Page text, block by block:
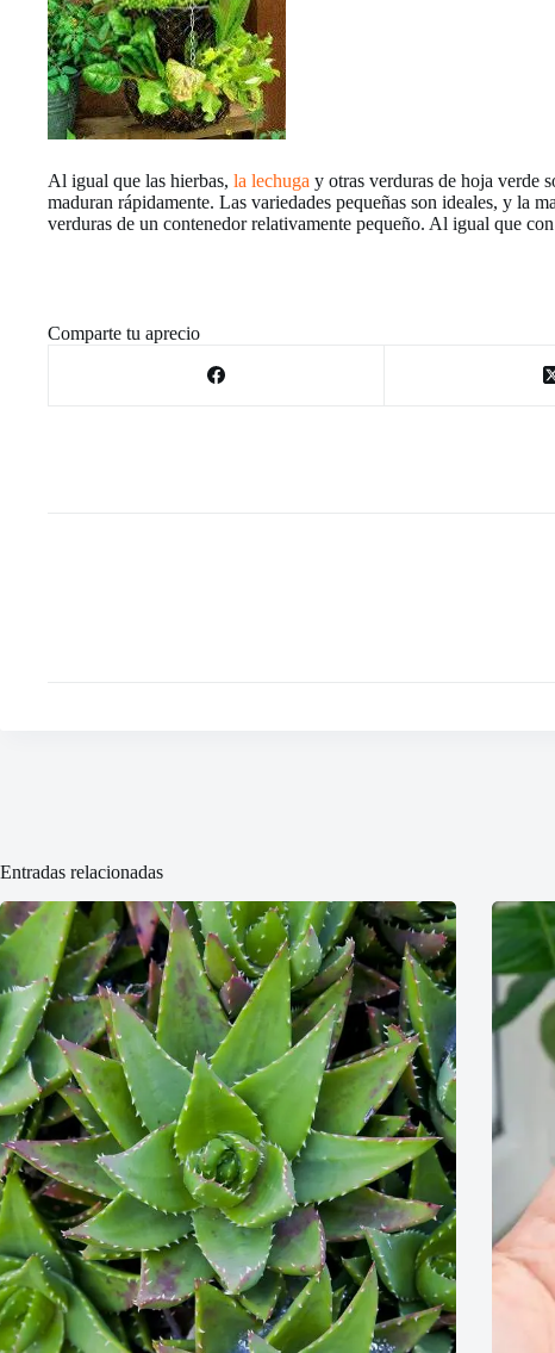
Al igual que las hierbas, la lechuga y otras verduras de hoja verde
maduran rápidamente. Las variedades pequeñas son ideales, y la
verduras de un contenedor relativamente pequeño. Al igual que
Comparte tu aprecio
Entradas relacionadas